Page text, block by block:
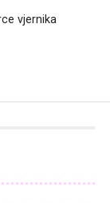
vjernika